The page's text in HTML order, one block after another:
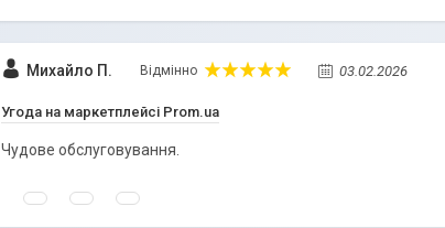
Михайло П. Відмінно 03.02.2026
Угода на маркетплейсі Prom.ua
Чудове обслуговування.